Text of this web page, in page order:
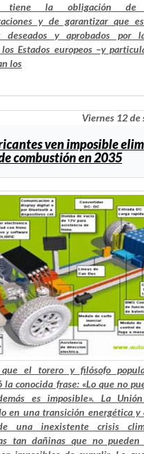
tiene la obligación de
y de garantizar que
deseados y aprobados por
los Estados europeos –y
los
Viernes 12
ven imposible
combustión en 2035
que el torero y filósofo
la conocida frase: «Lo que no
es imposible». La
en una transición energética y
una inexistente crisis
tan dañinas que no